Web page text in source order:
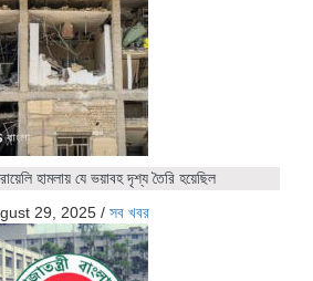
হামলায় যে ভয়াবহ দৃশ্য তৈরি হয়েছিল
29, 2025 / সব খবর